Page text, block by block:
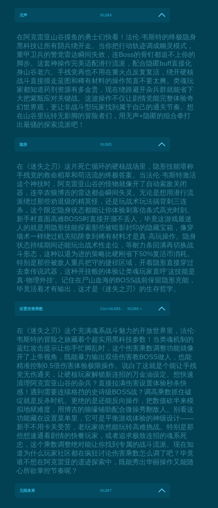
无声 NUM4
在阿克雷亚山谷摸鱼的勇士们快看！法伦·韦斯特的终极隐身
黑科技让所有阴兵绕开走。当你把行动轨迹调成幽灵模式，
重甲卫兵的警觉雷达瞬间失效，连Boss的骨钉都追不上你的
脚步。这套神操作完美适配潜行流派，配合隐匿buff直接化
身山谷老六。手残党再也不用在篝火点反复复活，绕开硬核
战斗直接摸走蓝图和稀有材料的操作简直不要太爽。类魂玩
家都知道药剂资源有多金贵，现在绕路避开杂兵群就能省下
大把紫瓶应对关键战。这波操作不仅让剧情党能完整体验奇
幻世界观，更让非战斗型玩家找到属于自己的通关节奏。想
在山谷里玩转无影脚的冒险者们，用无声+隐匿的组合拳打
出最骚的探索流派吧！
隐形 NUM5
在《迷失之刃》这片死亡循环的硬核战场里，隐形技能堪称
手残党的救命稻草和苟活流的终极答案。当法伦·韦斯特激活
这个神技时，阿克雷亚山谷的怪物就像开了自动索敌关闭
器，连辛农狼博吉的雷达都会瞬间失灵。无论是想用潜行流
派绕过那些劝退级的精英怪，还是玩战术玩法搞背刺三连
杀，这个限定隐身状态都能让你体验刺客信条式高光时刻。
新手村直面高难BOSS时直接开溜不丢人，毕竟这游戏最迷
人的就是用隐形技能探索那些被暗影封印的隐藏宝箱，像穿
墙术一样绕过机关陷阱拿到稀有材料才是真·高玩操作。隐身
状态持续期间还能玩出战术性走位，等耐力条回满再切换战
斗形态，这种以退为进的策略比硬刚省下50%复活币消耗。
特别是那些被敌人重兵把守的捷径区域，开着隐形直接穿过
去拿传说武器，这种开挂般的体验让类魂玩家直呼'这技能是
真·物理外挂'。记住在尸山血海的BOSS战前保留隐形充能，
毕竟活着才有输出，这才是《迷失之刃》的生存哲学。
设置伤害乘数 Ctrl+NUM6 - NUM6 +
在《迷失之刃》这个充满魂系战斗魅力的开放世界里，法伦·
韦斯特的冒险之旅藏着个超实用黑科技参数！当类魂机制的
蓝红攻击提示让你手忙脚乱时，这个伤害乘数调整功能就像
开了上帝视角，既能暴力输出双倍伤害教BOSS做人，也能
精准控制0.5倍伤害体验极限操作。说白了这就是个能让手残
党无伤通关，让硬核玩家解锁新连招的万金油设定。想快速
清理阿克雷亚山谷的杂兵？直接拉满伤害设置体验秒杀快
感！遇到需要连续格挡的史诗级BOSS战？调高乘数抓住破
绽就是反杀时机。更绝的是还能反向操作，把数值砍半来模
拟地狱难度，用博吉的狼嚎辅助配合微操秀翻敌人。别看这
功能藏在设置菜单里，它可是平衡游戏体验的神级设计——
新手不用卡关受苦，老玩家依然能玩转高难挑战。特别是那
些想速通看剧情的快餐玩家，或者追求极致连招的魂系死
忠，这个乘数调整绝对能让你找到专属的战斗流派。现在知
道为什么玩家社区都在疯狂讨论伤害乘数怎么调了吧？毕竟
谁不想在阿克雷亚的遗迹探索中，既能秀出华丽操作又能随
心所欲掌控节奏呢？
无限浆果 NUM7